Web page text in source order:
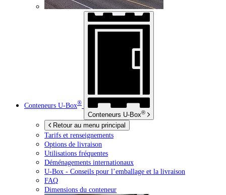
Conteneurs U-Box®
Conteneurs U-Box®
Retour au menu principal
Tarifs et renseignements
Options de livraison
Utilisations fréquentes
Déménagements internationaux
U-Box - Conseils pour l’emballage et la livraison
FAQ
Dimensions du conteneur